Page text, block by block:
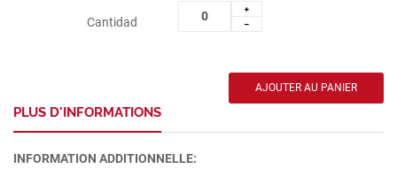
Cantidad
PLUS D'INFORMATIONS
INFORMATION ADDITIONNELLE: